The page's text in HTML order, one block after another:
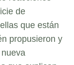
de
que están
propusieron y